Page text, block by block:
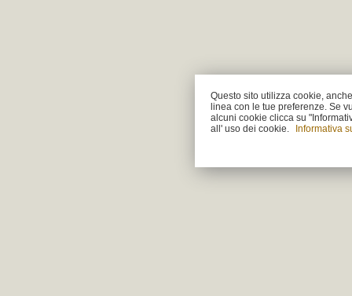
Questo sito utilizza cookie,
linea con le tue preferenze. Se
alcuni cookie clicca su
all' uso dei cookie.
Informativa